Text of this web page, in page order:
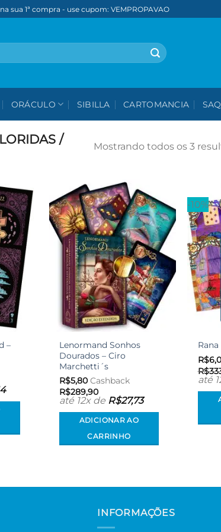
sua 1ª compra - use cupom: VEMPROPAVAO
ORÁCULO SIBILLA CARTOMANCIA
/
Mostrando todos os 3
meus
–
Adicionar
aos meus
desejos
Lenormand Sonhos
Dourados – Ciro
Marchetti´s
R$5,80Cashback
R$289,90
até 12x de R$27,73
ADICIONAR AO
CARRINHO
-10%
R$
R$
até
INFORMAÇÕES